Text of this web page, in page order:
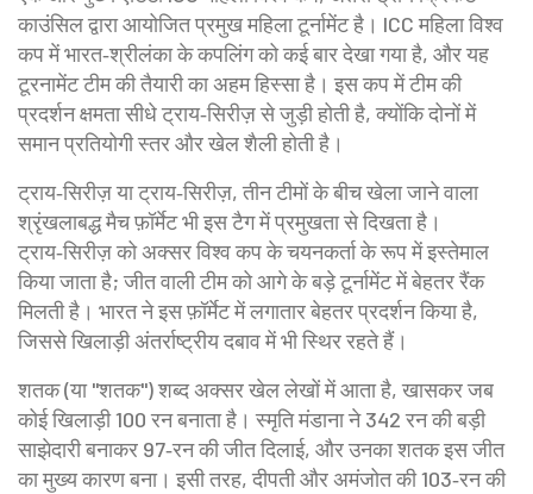
काउंसिल द्वारा आयोजित प्रमुख महिला टूर्नामेंटहै। ICC महिला विश्व
कप में भारत‑श्रीलंका के कपलिंग को कई बार देखा गया है, और यह
टूरनामेंट टीम की तैयारी का अहम हिस्सा है। इस कप में टीम की
प्रदर्शन क्षमता सीधे ट्राय‑सिरीज़ से जुड़ी होती है, क्योंकि दोनों में
समान प्रतियोगी स्तर और खेल शैली होती है।
ट्राय‑सिरीज़ याट्राय‑सिरीज़,तीन टीमों के बीच खेला जाने वाला
श्रृंखलाबद्ध मैच फ़ॉर्मेटभी इस टैग में प्रमुखता से दिखता है।
ट्राय‑सिरीज़ को अक्सर विश्व कप के चयनकर्ता के रूप में इस्तेमाल
किया जाता है; जीत वाली टीम को आगे के बड़े टूर्नामेंट में बेहतर रैंक
मिलती है। भारत ने इस फ़ॉर्मेट में लगातार बेहतर प्रदर्शन किया है,
जिससे खिलाड़ी अंतर्राष्ट्रीय दबाव में भी स्थिर रहते हैं।
शतक (या "शतक") शब्द अक्सर खेल लेखों में आता है, खासकर जब
कोई खिलाड़ी 100 रन बनाता है। स्मृति मंडाना ने 342 रन की बड़ी
साझेदारी बनाकर 97‑रन की जीत दिलाई, और उनका शतक इस जीत
का मुख्य कारण बना। इसी तरह, दीपती और अमंजोत की 103‑रन की